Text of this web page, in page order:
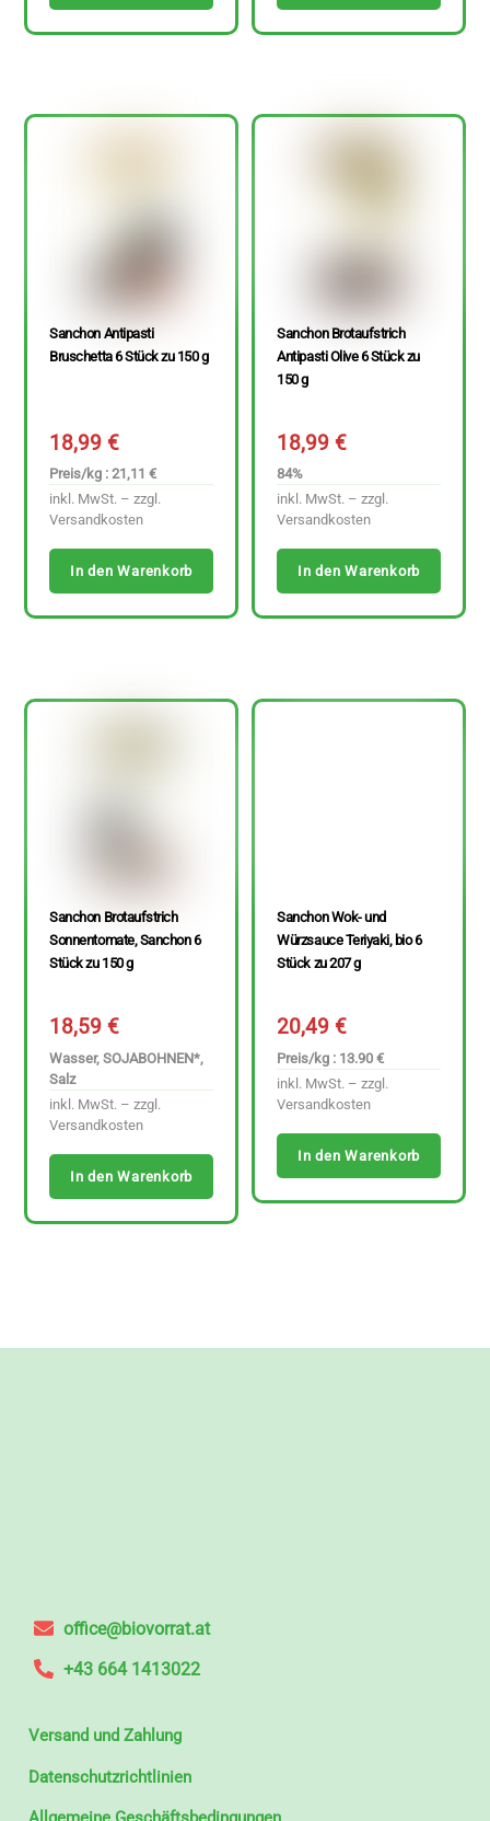
Sanchon Antipasti
Bruschetta 6 Stück zu 150 g
18,99€
Preis/kg : 21,11 €
inkl. MwSt. – zzgl.
Versandkosten
In den Warenkorb
Sanchon Brotaufstrich
Antipasti Olive 6 Stück zu
150 g
18,99€
84%
inkl. MwSt. – zzgl.
Versandkosten
In den Warenkorb
Sanchon Brotaufstrich
Sonnentomate, Sanchon 6
Stück zu 150 g
18,59€
Wasser, SOJABOHNEN*,
Salz
inkl. MwSt. – zzgl.
Versandkosten
In den Warenkorb
Sanchon Wok- und
Würzsauce Teriyaki, bio 6
Stück zu 207 g
20,49€
Preis/kg : 13.90 €
inkl. MwSt. – zzgl.
Versandkosten
In den Warenkorb
office@biovorrat.at
+43 664 1413022
Versand und Zahlung
Datenschutzrichtlinien